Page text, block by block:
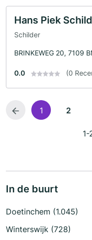
Hans Piek
Schilder
BRINKEWEG 20, 7109
0.0 (0
1 2
In de buurt
Doetinchem (1.045)
Winterswijk (728)